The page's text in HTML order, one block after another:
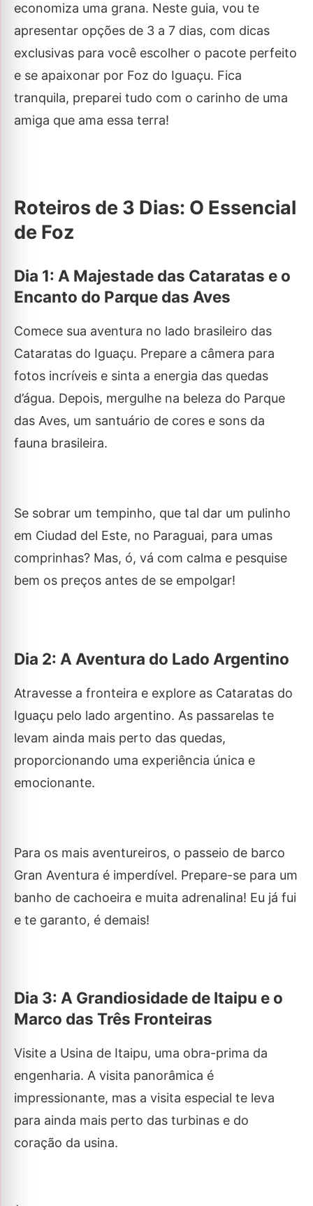
economiza uma grana. Neste guia, vou te
apresentar opções de 3 a 7 dias, com dicas
exclusivas para você escolher o pacote perfeito
e se apaixonar por Foz do Iguaçu. Fica
tranquila, preparei tudo com o carinho de uma
amiga que ama essa terra!
Roteiros de 3 Dias: O Essencial
de Foz
Dia 1: A Majestade das Cataratas e o
Encanto do Parque das Aves
Comece sua aventura no lado brasileiro das
Cataratas do Iguaçu. Prepare a câmera para
fotos incríveis e sinta a energia das quedas
d’água. Depois, mergulhe na beleza do Parque
das Aves, um santuário de cores e sons da
fauna brasileira.
Se sobrar um tempinho, que tal dar um pulinho
em Ciudad del Este, no Paraguai, para umas
comprinhas? Mas, ó, vá com calma e pesquise
bem os preços antes de se empolgar!
Dia 2: A Aventura do Lado Argentino
Atravesse a fronteira e explore as Cataratas do
Iguaçu pelo lado argentino. As passarelas te
levam ainda mais perto das quedas,
proporcionando uma experiência única e
emocionante.
Para os mais aventureiros, o passeio de barco
Gran Aventura é imperdível. Prepare-se para um
banho de cachoeira e muita adrenalina! Eu já fui
e te garanto, é demais!
Dia 3: A Grandiosidade de Itaipu e o
Marco das Três Fronteiras
Visite a Usina de Itaipu, uma obra-prima da
engenharia. A visita panorâmica é
impressionante, mas a visita especial te leva
para ainda mais perto das turbinas e do
coração da usina.